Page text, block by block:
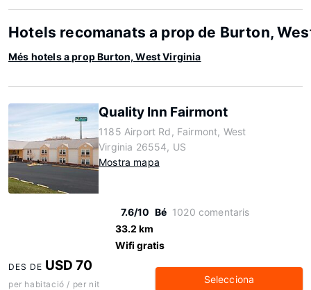
Hotels recomanats a prop de Burton,
Més hotels a prop Burton, West Virginia
Quality Inn Fairmont
1185 Airport Rd, Fairmont, West
Virginia 26554, US
Mostra mapa
7.6/10 Bé 1020 comentaris
33.2 km
Wifi gratis
DES DE USD 70
per habitació / per nit Selecciona